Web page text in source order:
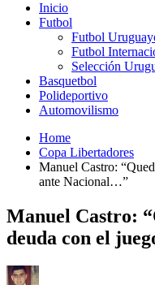
Inicio
Futbol
Futbol
Futbol
Selección
Basquetbol
Polideportivo
Automovilismo
Home
Copa Libertadores
Manuel Castro:
ante Nacional…”
Manuel Castro:
deuda con el